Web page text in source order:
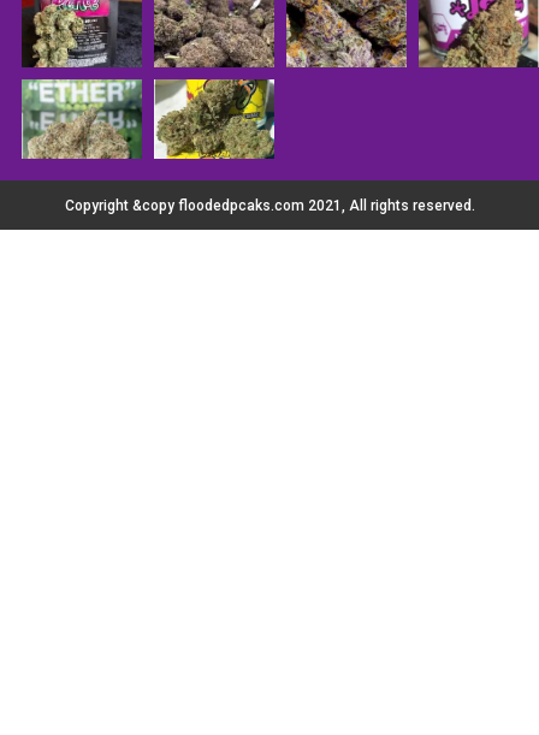
Copyright &copy floodedpcaks.com 2021, All rights reserved.